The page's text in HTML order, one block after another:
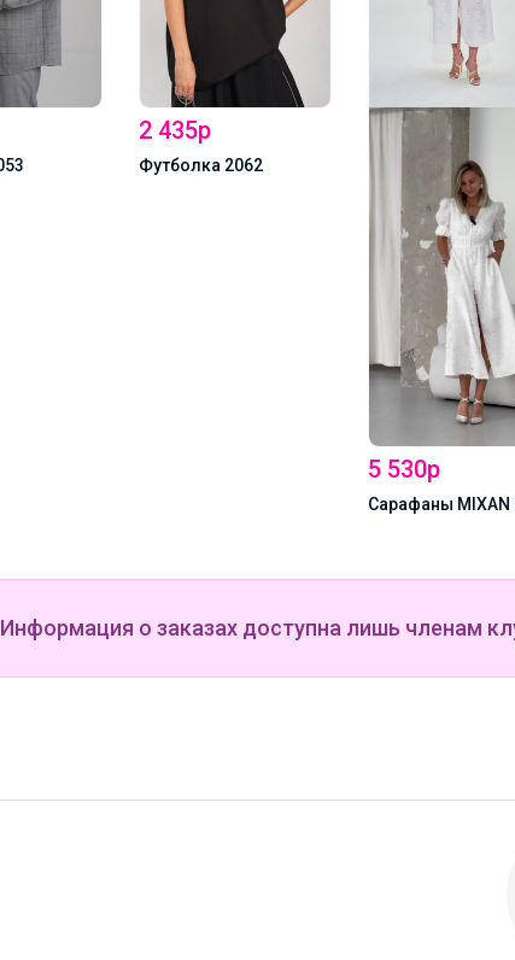
Футболка 2062
Сарафаны MIXAN 5055
2
Поло
Информация о заказах доступна лишь членам